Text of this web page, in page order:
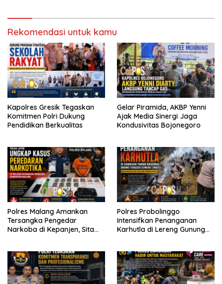
Rekomendasi untuk kamu
Kapolres Gresik Tegaskan
Komitmen Polri Dukung
Pendidikan Berkualitas
Gelar Piramida, AKBP Yenni
Ajak Media Sinergi Jaga
Kondusivitas Bojonegoro
Polres Malang Amankan
Tersangka Pengedar
Narkoba di Kepanjen, Sita
Polres Probolinggo
Intensifkan Penanganan
Karhutla di Lereng Gunung